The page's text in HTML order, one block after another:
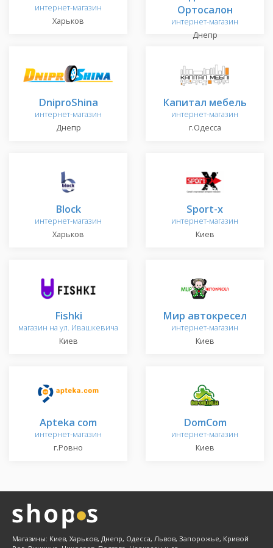
интернет-магазин
Харьков
Ортосалон
интернет-магазин
Днепр
DniproShina
интернет-магазин
Днепр
Капитал мебель
интернет-магазин
г.Одесса
Block
интернет-магазин
Харьков
Sport-x
интернет-магазин
Киев
Fishki
магазин на ул. Ивашкевича
Киев
Мир автокресел
интернет-магазин
Киев
Apteka com
интернет-магазин
г.Ровно
DomCom
интернет-магазин
Киев
Магазины: Киев, Харьков, Днепр, Одесса, Львов, Запорожье, Кривой